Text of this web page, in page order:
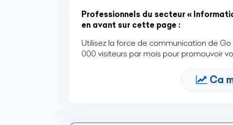
Professionnels du secteur «
en avant sur cette page :
Utilisez la force de communication de
000 visiteurs par mois pour promouvoir
Ca